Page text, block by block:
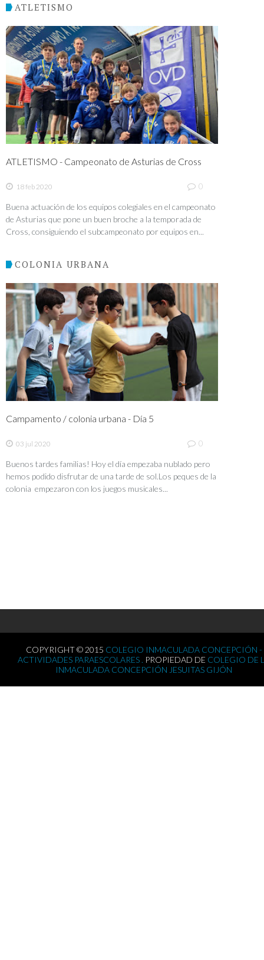
ATLETISMO
ATLETISMO - Campeonato de Asturias de Cross
18 feb 2020 0
Buena actuación de los equipos colegiales en el campeonato
de Asturias que pone un buen broche a la temporada de
Cross, consiguiendo el subcampeonato por equipos en...
COLONIA URBANA
Campamento / colonia urbana - Día 5
03 jul 2020 0
Buenos tardes familias! Hoy el día empezaba nublado pero
hemos podido disfrutar de una tarde de sol.Los peques de la
colonia empezaron con los juegos musicales...
COPYRIGHT © 2015 COLEGIO INMACULADA CONCEPCIÓN -
ACTIVIDADES PARAESCOLARES . PROPIEDAD DE COLEGIO DE
INMACULADA CONCEPCIÓN JESUITAS GIJÓN